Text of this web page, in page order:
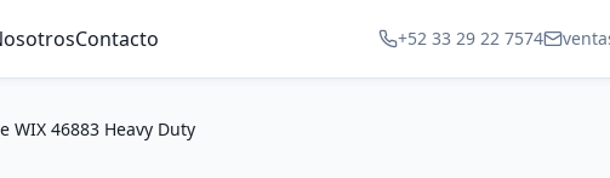
Contacto +52 33 29 22 7574
WIX 46883 Heavy Duty